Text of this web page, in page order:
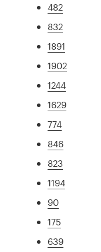
482
832
1891
1902
1244
1629
774
846
823
1194
90
175
639